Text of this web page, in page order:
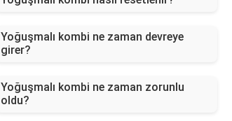
Yoğuşmalı kombi ne zaman devreye
girer?
Yoğuşmalı kombi ne zaman zorunlu
oldu?